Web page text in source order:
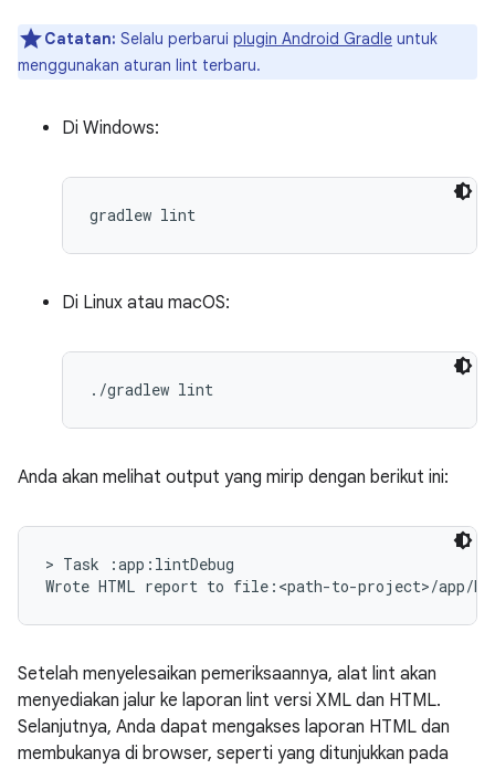
Catatan: Selalu perbarui plugin Android Gradle untuk
menggunakan aturan lint terbaru.
Di Windows:
Di Linux atau macOS:
Anda akan melihat output yang mirip dengan berikut ini:
> Task :app:lintDebug
Setelah menyelesaikan pemeriksaannya, alat lint akan
menyediakan jalur ke laporan lint versi XML dan HTML.
Selanjutnya, Anda dapat mengakses laporan HTML dan
membukanya di browser, seperti yang ditunjukkan pada